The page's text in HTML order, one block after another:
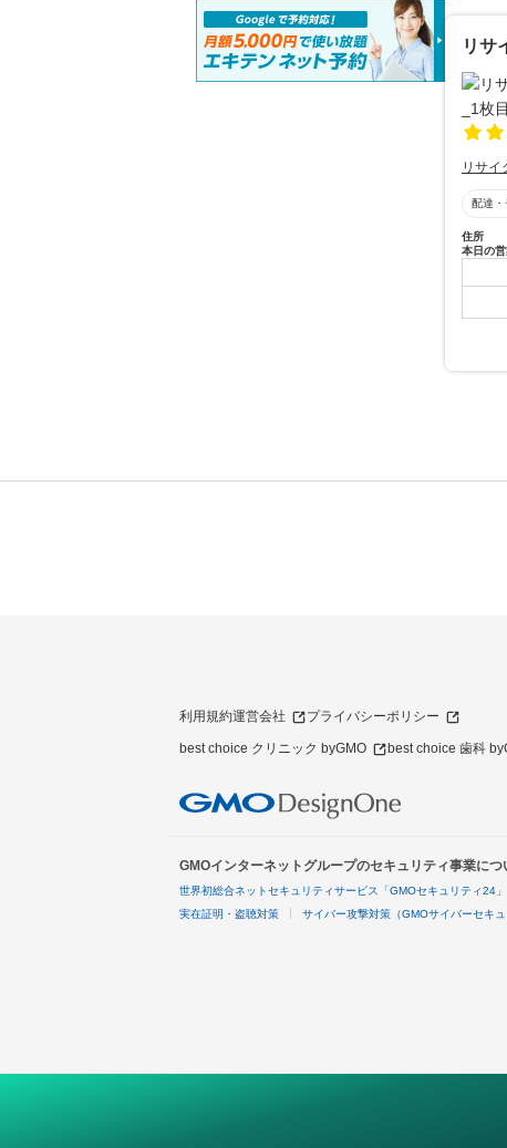
リサ
リサイ
配達・
住所
本日の
利用規約運営会社 プライバシーポリシー
best choice クリニック byGMO best choice 歯科
GMOインターネットグループのセキュリティ事業につ
世界初総合ネットセキュリティサービス「GMOセキュリティ24」
実在証明・盗聴対策 サイバー攻撃対策（GMOサイバーセキュ